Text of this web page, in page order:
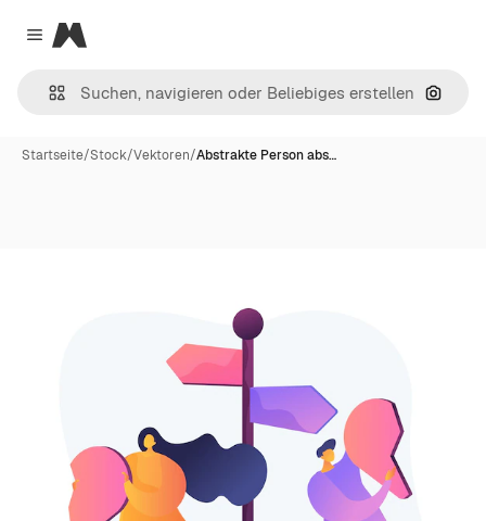
Close menu
Magnific
Nach
Startseite/Stock/Vektoren/Abstrakte Person abs…